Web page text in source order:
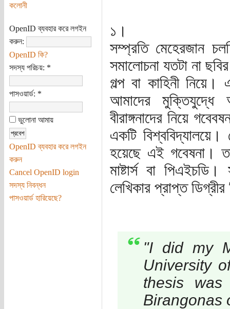
কলোনী
OpenID ব্যবহার করে লগইন
করুন:
OpenID কি?
সদস্য পরিচয়: *
পাসওয়ার্ড: *
ভুলোনা আমায়
OpenID ব্যবহার করে লগইন
করুন
Cancel OpenID login
সদস্য নিবন্ধন
পাসওয়ার্ড হারিয়েছে?
১।
সম্প্রতি মেহেরজান
সমালোচনা যতটা না
গল্প বা কাহিনী
আমাদের মুক্তিযুদ্ধে
বীরাঙ্গনাদের নিয়ে
একটি বিশ্ববিদ্যালয়ে।
হয়েছে এই গবেষনা।
মাষ্টার্স বা
লেখিকার প্রাপ্ত ডিগ্রীর
"I did my
University
thesis
Birangonas